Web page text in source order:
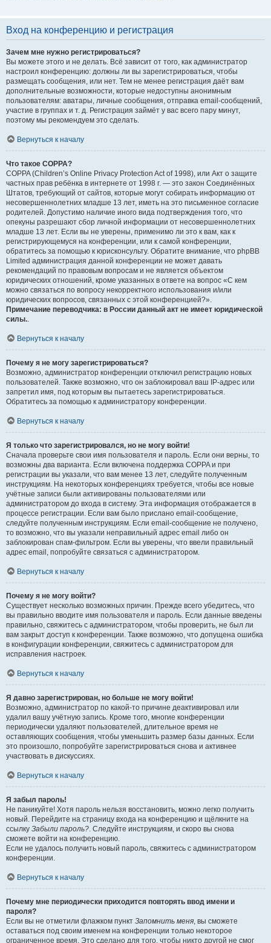
Вход на конференцию и регистрация
Зачем мне нужно регистрироваться?
Вы можете этого и не делать. Всё зависит от того, как администратор
настроил конференцию: должны ли вы зарегистрироваться, чтобы
размещать сообщения, или нет. Тем не менее регистрация даёт вам
дополнительные возможности, которые недоступны анонимным
пользователям: аватары, личные сообщения, отправка email-сообщений,
участие в группах и т. д. Регистрация займёт у вас всего пару минут,
поэтому мы рекомендуем это сделать.
Вернуться к началу
Что такое COPPA?
COPPA (Children’s Online Privacy Protection Act of 1998), или Акт о защите
частных прав ребёнка в интернете от 1998 г. — это закон Соединённых
Штатов, требующий от сайтов, которые могут собирать информацию от
несовершеннолетних младше 13 лет, иметь на это письменное согласие
родителей. Допустимо наличие иного вида подтверждения того, что
опекуны разрешают сбор личной информации от несовершеннолетних
младше 13 лет. Если вы не уверены, применимо ли это к вам, как к
регистрирующемуся на конференции, или к самой конференции,
обратитесь за помощью к юрисконсульту. Обратите внимание, что phpBB
Limited администрация данной конференции не может давать
рекомендаций по правовым вопросам и не является объектом
юридических отношений, кроме указанных в ответе на вопрос «С кем
можно связаться по вопросу некорректного использования и/или
юридических вопросов, связанных с этой конференцией?».
Примечание переводчика: в России данный акт не имеет юридической
силы..
Вернуться к началу
Почему я не могу зарегистрироваться?
Возможно, администратор конференции отключил регистрацию новых
пользователей. Также возможно, что он заблокировал ваш IP-адрес или
запретил имя, под которым вы пытаетесь зарегистрироваться.
Обратитесь за помощью к администратору конференции.
Вернуться к началу
Я только что зарегистрировался, но не могу войти!
Сначала проверьте свои имя пользователя и пароль. Если они верны, то
возможны два варианта. Если включена поддержка COPPA и при
регистрации вы указали, что вам менее 13 лет, следуйте полученным
инструкциям. На некоторых конференциях требуется, чтобы все новые
учётные записи были активированы пользователями или
администратором до входа в систему. Эта информация отображается в
процессе регистрации. Если вам было прислано email-сообщение,
следуйте полученным инструкциям. Если email-сообщение не получено,
то возможно, что вы указали неправильный адрес email либо он
заблокирован спам-фильтром. Если вы уверены, что ввели правильный
адрес email, попробуйте связаться с администратором.
Вернуться к началу
Почему я не могу войти?
Существует несколько возможных причин. Прежде всего убедитесь, что
вы правильно вводите имя пользователя и пароль. Если данные введены
правильно, свяжитесь с администратором, чтобы проверить, не был ли
вам закрыт доступ к конференции. Также возможно, что допущена ошибка
в конфигурации конференции, свяжитесь с администратором для
исправления настроек.
Вернуться к началу
Я давно зарегистрирован, но больше не могу войти!
Возможно, администратор по какой-то причине деактивировал или
удалил вашу учётную запись. Кроме того, многие конференции
периодически удаляют пользователей, длительное время не
оставляющих сообщения, чтобы уменьшить размер базы данных. Если
это произошло, попробуйте зарегистрироваться снова и активнее
участвовать в дискуссиях.
Вернуться к началу
Я забыл пароль!
Не паникуйте! Хотя пароль нельзя восстановить, можно легко получить
новый. Перейдите на страницу входа на конференцию и щёлкните на
ссылку Забыли пароль?. Следуйте инструкциям, и скоро вы снова
сможете войти на конференцию.
Если не удалось получить новый пароль, свяжитесь с администратором
конференции.
Вернуться к началу
Почему мне периодически приходится повторять ввод имени и
пароля?
Если вы не отметили флажком пункт Запомнить меня, вы сможете
оставаться под своим именем на конференции только некоторое
ограниченное время. Это сделано для того, чтобы никто другой не смог